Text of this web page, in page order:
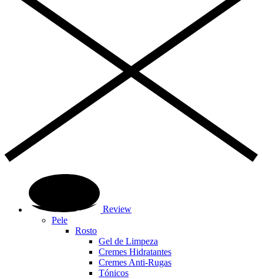
Review
Pele
Rosto
Gel de Limpeza
Cremes Hidratantes
Cremes Anti-Rugas
Tónicos